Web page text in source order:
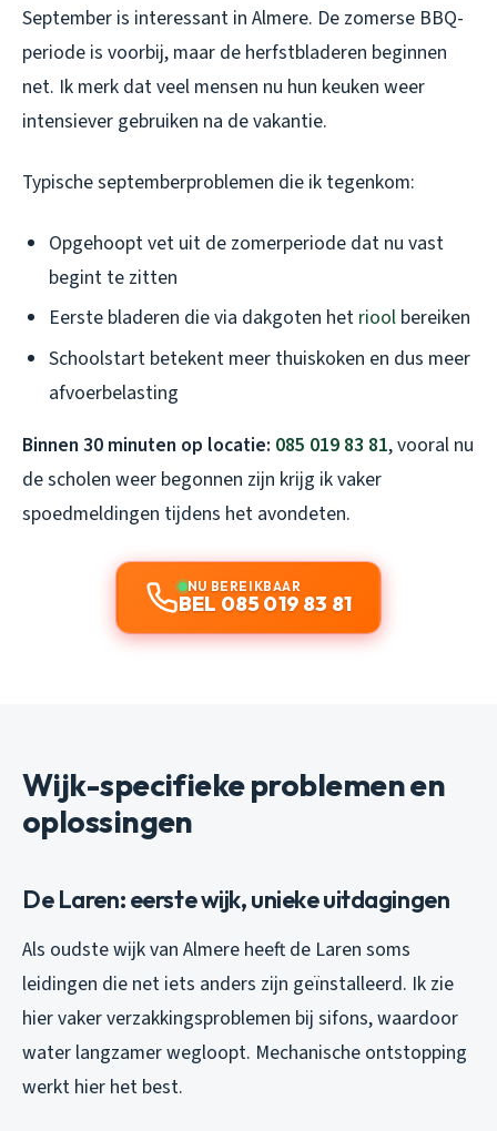
September is interessant in Almere. De zomerse BBQ-
periode is voorbij, maar de herfstbladeren beginnen
net. Ik merk dat veel mensen nu hun keuken weer
intensiever gebruiken na de vakantie.
Typische septemberproblemen die ik tegenkom:
Opgehoopt vet uit de zomerperiode dat nu vast
begint te zitten
Eerste bladeren die via dakgoten het riool bereiken
Schoolstart betekent meer thuiskoken en dus meer
afvoerbelasting
Binnen 30 minuten op locatie: 085 019 83 81, vooral nu
de scholen weer begonnen zijn krijg ik vaker
spoedmeldingen tijdens het avondeten.
NU BEREIKBAAR
BEL 085 019 83 81
Wijk-specifieke problemen en
oplossingen
De Laren: eerste wijk, unieke uitdagingen
Als oudste wijk van Almere heeft de Laren soms
leidingen die net iets anders zijn geïnstalleerd. Ik zie
hier vaker verzakkingsproblemen bij sifons, waardoor
water langzamer wegloopt. Mechanische ontstopping
werkt hier het best.